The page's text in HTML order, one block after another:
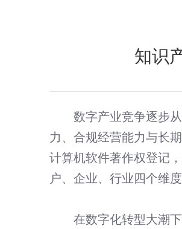
短视频智能引流
知识
数字产业竞争逐步
力、合规经营能力与长
计算机软件著作权登记
户、企业、行业四个维
在数字化转型大潮